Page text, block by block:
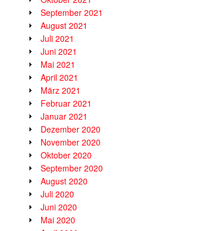
September 2021
August 2021
Juli 2021
Juni 2021
Mai 2021
April 2021
März 2021
Februar 2021
Januar 2021
Dezember 2020
November 2020
Oktober 2020
September 2020
August 2020
Juli 2020
Juni 2020
Mai 2020